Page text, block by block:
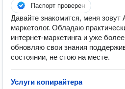
Паспорт проверен
Давайте знакомится, меня
маркетолог. Обладаю
интернет-маркетинга и уже
обновляю свои знания
состоянии, не стою на месте.
Услуги копирайтера